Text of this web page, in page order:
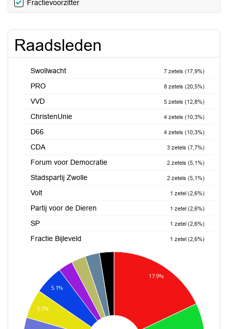
Fractievoorzitter
Raadsleden
Swollwacht 7 zetels (17,9%)
PRO 8 zetels (20,5%)
VVD 5 zetels (12,8%)
ChristenUnie 4 zetels (10,3%)
D66 4 zetels (10,3%)
CDA 3 zetels (7,7%)
Forum voor Democratie 2 zetels (5,1%)
Stadspartij Zwolle 2 zetels (5,1%)
Volt 1 zetel (2,6%)
Partij voor de Dieren 1 zetel (2,6%)
SP 1 zetel (2,6%)
Fractie Bijleveld 1 zetel (2,6%)
17.9%
5.1%
5.1%